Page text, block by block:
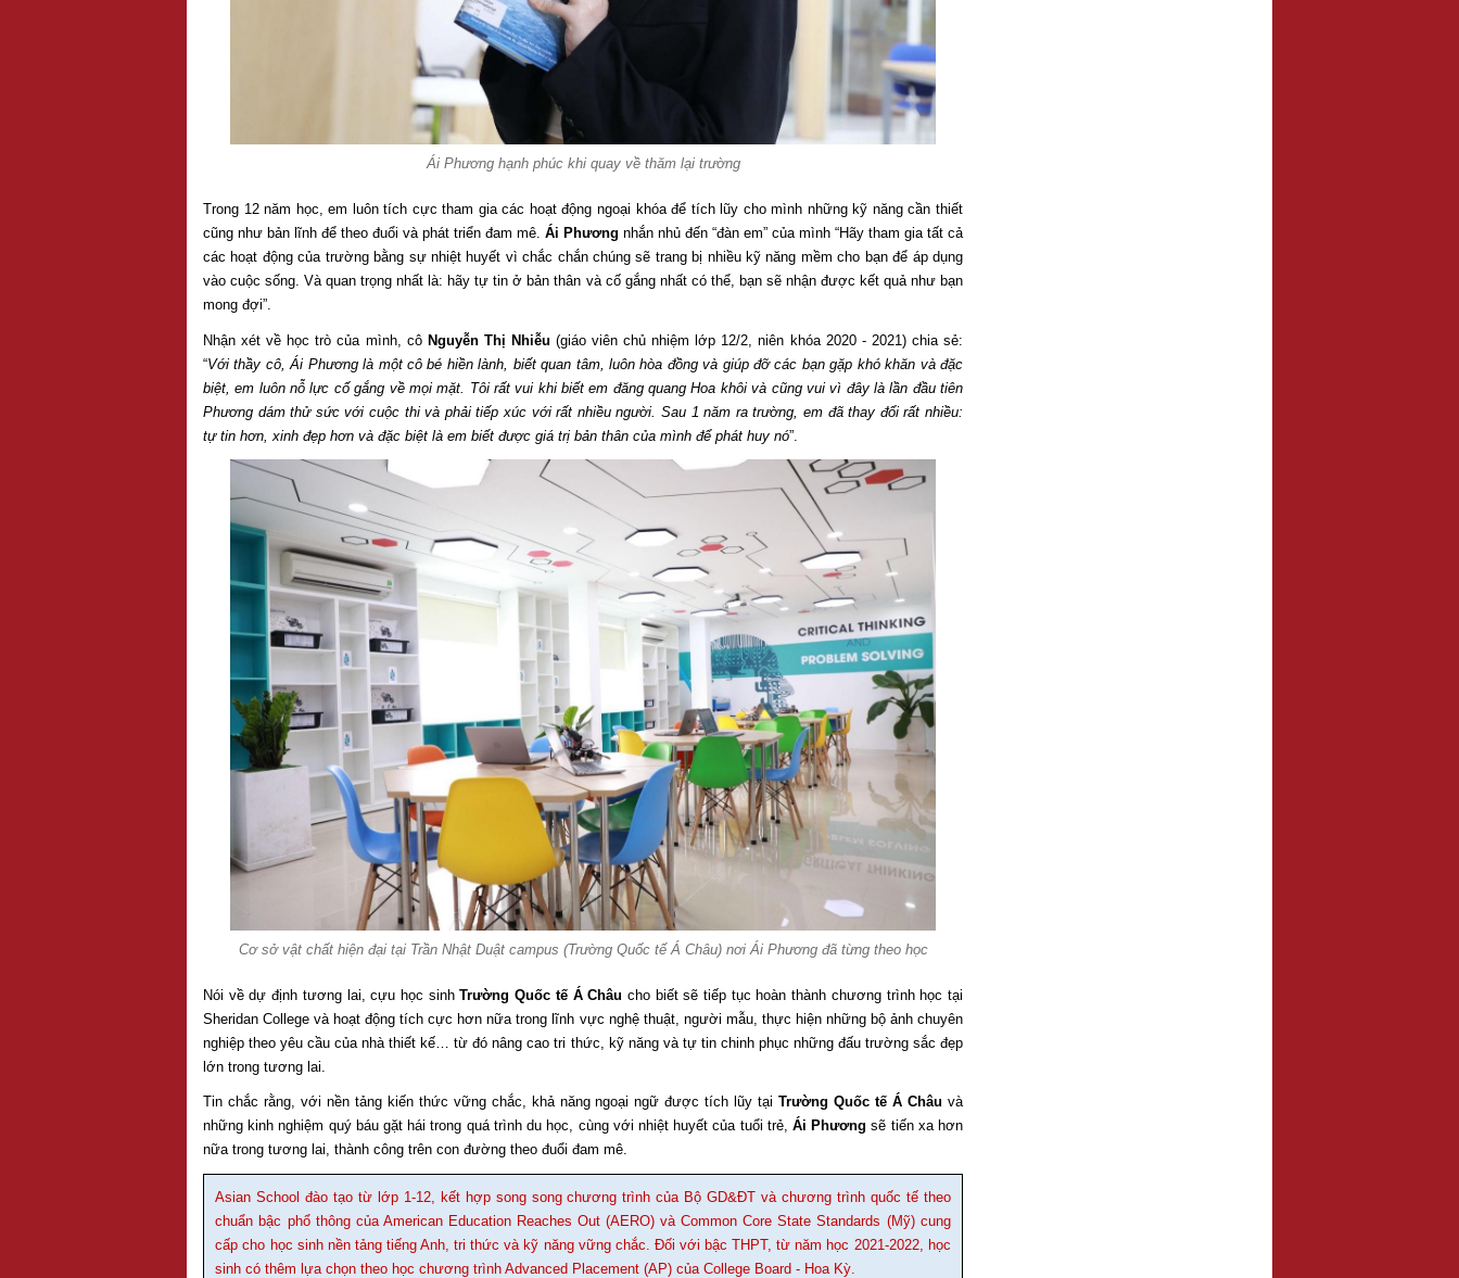
Ái Phương hạnh phúc khi quay về thăm lại trường
Trong 12 năm học, em luôn tích cực tham gia các hoạt động ngoại khóa để tích lũy cho mình những kỹ năng cần thiết
cũng như bản lĩnh để theo đuổi và phát triển đam mê. Ái Phương nhắn nhủ đến “đàn em” của mình “Hãy tham gia tất cả
các hoạt động của trường bằng sự nhiệt huyết vì chắc chắn chúng sẽ trang bị nhiều kỹ năng mềm cho bạn để áp dụng
vào cuộc sống. Và quan trọng nhất là: hãy tự tin ở bản thân và cố gắng nhất có thể, bạn sẽ nhận được kết quả như bạn
mong đợi”.
Nhận xét về học trò của mình, cô Nguyễn Thị Nhiễu (giáo viên chủ nhiệm lớp 12/2, niên khóa 2020 - 2021) chia sẻ:
“Với thầy cô, Ái Phương là một cô bé hiền lành, biết quan tâm, luôn hòa đồng và giúp đỡ các bạn gặp khó khăn và đặc
biệt, em luôn nỗ lực cố gắng về mọi mặt. Tôi rất vui khi biết em đăng quang Hoa khôi và cũng vui vì đây là lần đầu tiên
Phương dám thử sức với cuộc thi và phải tiếp xúc với rất nhiều người. Sau 1 năm ra trường, em đã thay đổi rất nhiều:
tự tin hơn, xinh đẹp hơn và đặc biệt là em biết được giá trị bản thân của mình để phát huy nó”.
Cơ sở vật chất hiện đại tại Trần Nhật Duật campus (Trường Quốc tế Á Châu) nơi Ái Phương đã từng theo học
Nói về dự định tương lai, cựu học sinhTrường Quốc tế Á Châu cho biết sẽ tiếp tục hoàn thành chương trình học tại
Sheridan College và hoạt động tích cực hơn nữa trong lĩnh vực nghệ thuật, người mẫu, thực hiện những bộ ảnh chuyên
nghiệp theo yêu cầu của nhà thiết kế… từ đó nâng cao tri thức, kỹ năng và tự tin chinh phục những đấu trường sắc đẹp
lớn trong tương lai.
Tin chắc rằng, với nền tảng kiến thức vững chắc, khả năng ngoại ngữ được tích lũy tạiTrường Quốc tế Á Châu và
những kinh nghiệm quý báu gặt hái trong quá trình du học, cùng với nhiệt huyết của tuổi trẻ, Ái Phương sẽ tiến xa hơn
nữa trong tương lai, thành công trên con đường theo đuổi đam mê.
Asian School đào tạo từ lớp 1-12, kết hợp song song chương trình của Bộ GD&ĐT và chương trình quốc tế theo
chuẩn bậc phổ thông của American Education Reaches Out (AERO) và Common Core State Standards (Mỹ) cung
cấp cho học sinh nền tảng tiếng Anh, tri thức và kỹ năng vững chắc. Đối với bậc THPT, từ năm học 2021-2022, học
sinh có thêm lựa chọn theo học chương trình Advanced Placement (AP) của College Board - Hoa Kỳ.